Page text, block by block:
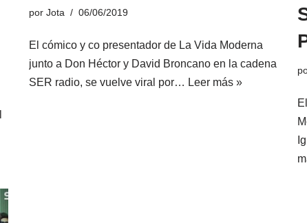
por Jota 06/06/2019
El cómico y co presentador de La Vida Moderna
junto a Don Héctor y David Broncano en la cadena
SER radio, se vuelve viral por… Leer más »